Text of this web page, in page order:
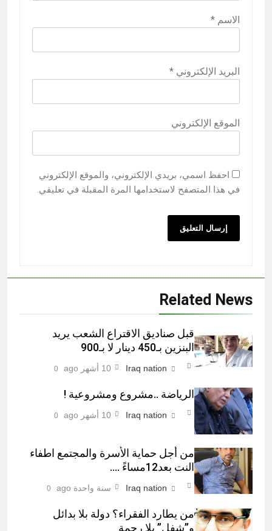
الاسم *
البريد الإلكتروني *
الموقع الإلكتروني
احفظ اسمي، بريدي الإلكتروني، والموقع الإلكتروني
في هذا المتصفح لاستخدامها المرة المقبلة في تعليقي.
Related News
قبل صناديق الاقتراع الشعب يريد
البنزين بـ450 دينار لا بـ900
Iraq nation 10 أشهر ago 0
الرياضة ..مشروع ومشروعية !
Iraq nation 10 أشهر ago 0
من أجل حماية الأسرة والمجتمع اطفاء
النت بعد12مساءً ….
Iraq nation سنة واحدة ago 0
من يطارد الفقراء؟ دولة بلا بدائل
و”شفل” بلا رحمة